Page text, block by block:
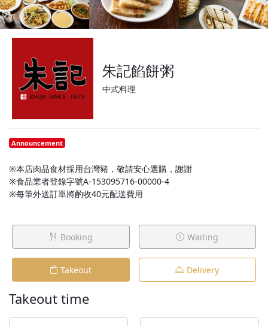
朱記餡餅粥
中式料理
Announcement
※本店肉品食材採用台灣豬，敬請安心選購，謝謝
※食品業者登錄字號A-153095716-00000-4
※每筆外送訂單將酌收40元配送費用
Booking Waiting
Takeout Delivery
Takeout time